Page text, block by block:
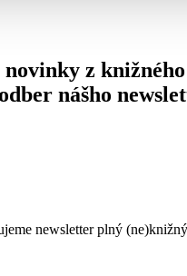
z knižného
nášho
newsletter plný